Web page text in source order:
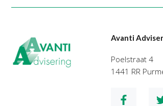
Avanti
Poelstraat 4
1441 RR